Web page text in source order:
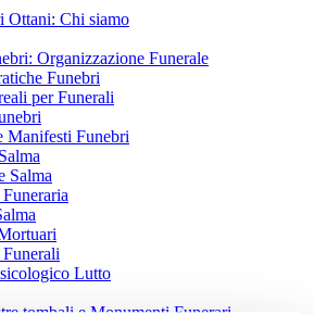
Ottani: Chi siamo
Organizzazione Funerale
Funebri
per Funerali
Manifesti Funebri
Salma
Lutto